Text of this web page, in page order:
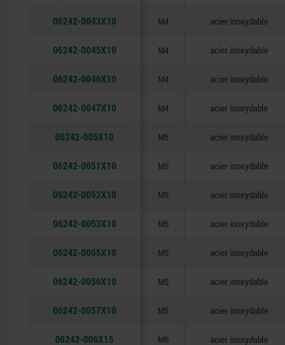
06242-0043X10 M4 acier inoxydable
06242-0045X10 M4 acier inoxydable
06242-0046X10 M4 acier inoxydable
06242-0047X10 M4 acier inoxydable
06242-005X10 M5 acier inoxydable
06242-0051X10 M5 acier inoxydable
06242-0052X10 M5 acier inoxydable
06242-0053X10 M5 acier inoxydable
06242-0055X10 M5 acier inoxydable
06242-0056X10 M5 acier inoxydable
06242-0057X10 M5 acier inoxydable
06242-006X15 M6 acier inoxydable